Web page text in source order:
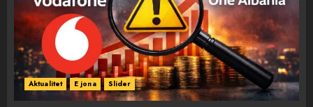
Aktualitet E jona Slider